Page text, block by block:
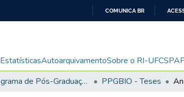
CONTEÚDO
COMUNICA BR
EstatísticasAutoarquivamentoSobre o RI-UFCSPA
Programa de Pós-Graduação em Biociências PPGBIO - Teses